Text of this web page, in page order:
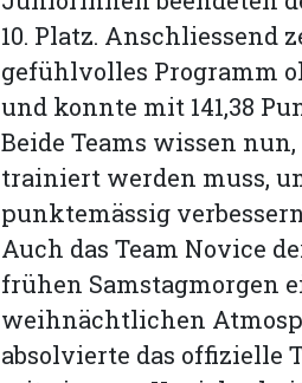
10. Platz. Anschliessend
gefühlvolles Programm
und konnte mit 141,38
Beide Teams wissen
trainiert werden muss,
punktemässig
Auch das Team Novice
frühen Samstagmorgen
weihnächtlichen
absolvierte das offizielle